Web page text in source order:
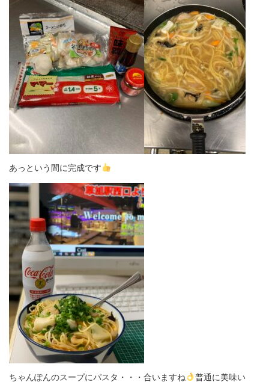
あっという間に完成です
ちゃんぽんのスープにパスタ・・・合いますね 普通に美味い